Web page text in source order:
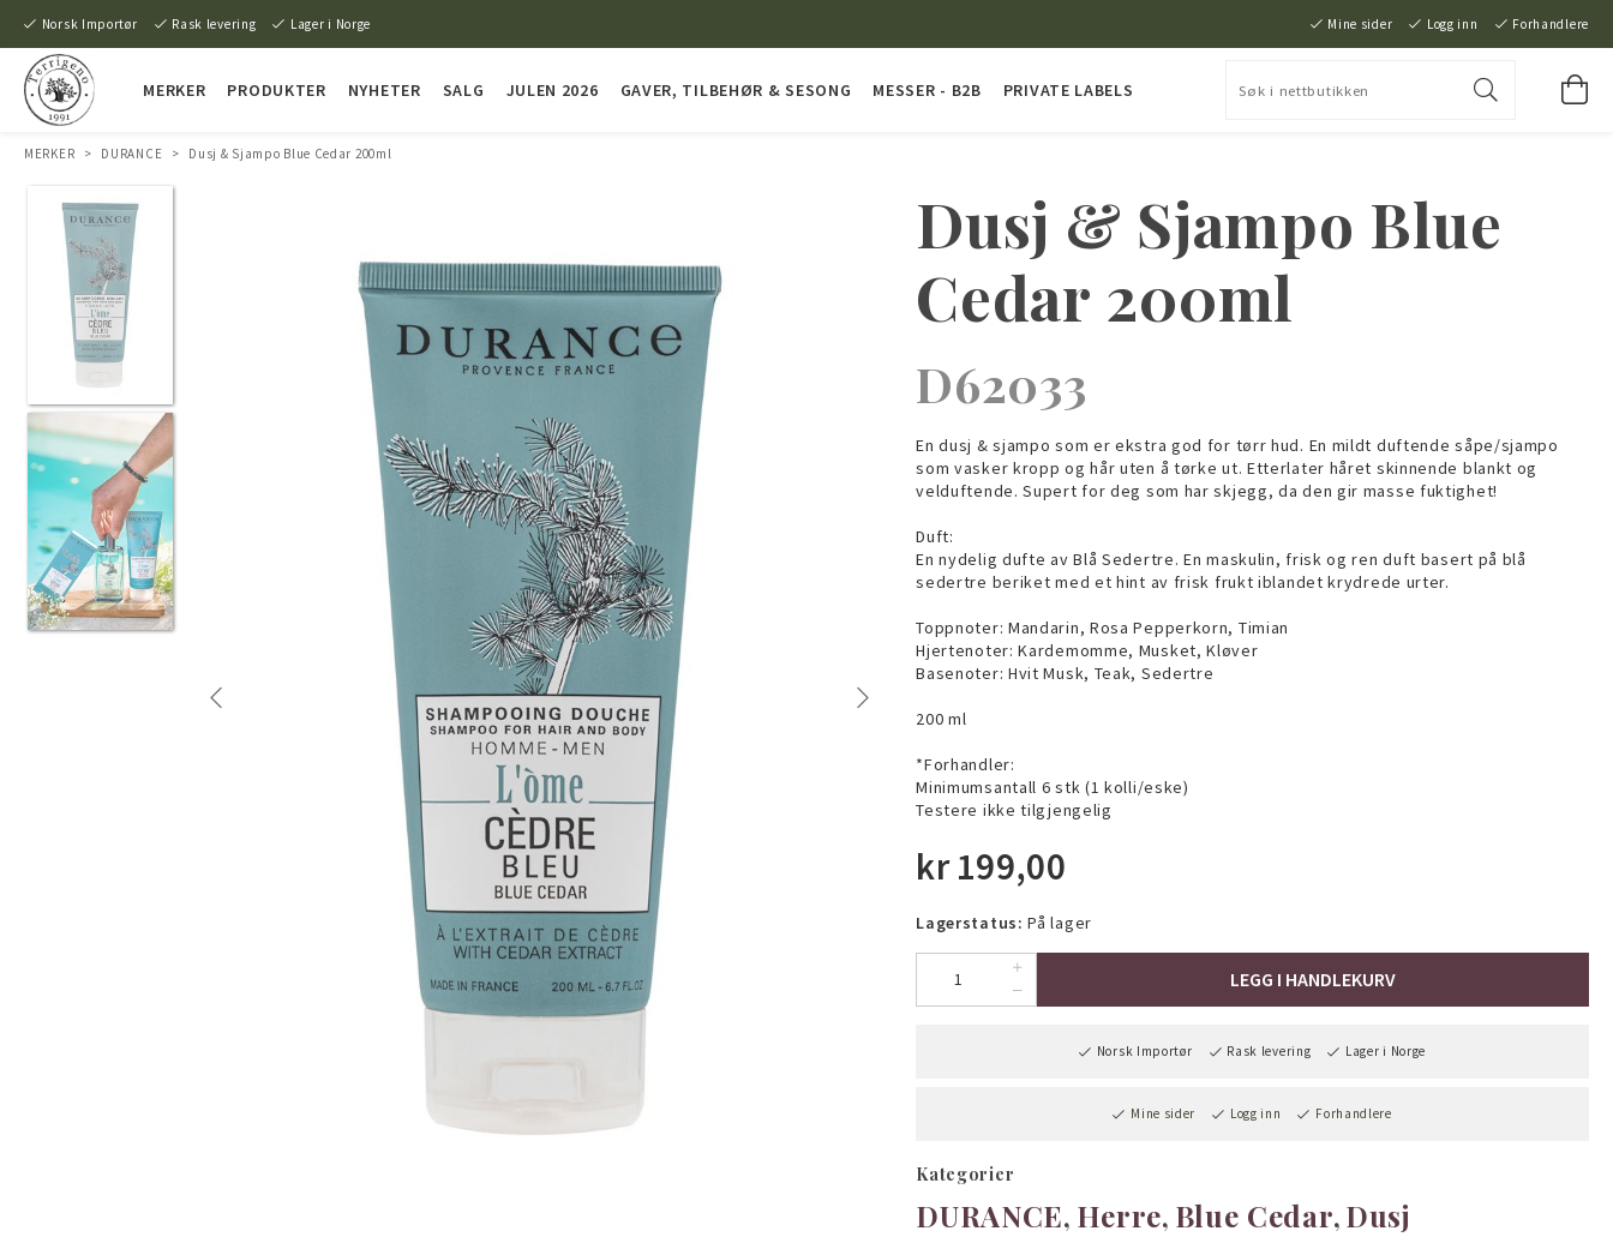
Norsk Importør Rask levering Lager i Norge Mine sider Logg inn Forhandlere
MERKER PRODUKTER NYHETER SALG JULEN 2026 GAVER, TILBEHØR & SESONG MESSER - B2B PRIVATE LABELS
MERKER > DURANCE > Dusj & Sjampo Blue Cedar 200ml
Dusj & Sjampo Blue
Cedar 200ml
D62033
En dusj & sjampo som er ekstra god for tørr hud. En mildt duftende såpe/sjampo
som vasker kropp og hår uten å tørke ut. Etterlater håret skinnende blankt og
velduftende. Supert for deg som har skjegg, da den gir masse fuktighet!
Duft:
En nydelig dufte av Blå Sedertre. En maskulin, frisk og ren duft basert på blå
sedertre beriket med et hint av frisk frukt iblandet krydrede urter.
Toppnoter: Mandarin, Rosa Pepperkorn, Timian
Hjertenoter: Kardemomme, Musket, Kløver
Basenoter: Hvit Musk, Teak, Sedertre
200 ml
*Forhandler:
Minimumsantall 6 stk (1 kolli/eske)
Testere ikke tilgjengelig
kr199,00
Lagerstatus: På lager
LEGG I HANDLEKURV
Norsk Importør Rask levering Lager i Norge
Mine sider Logg inn Forhandlere
Kategorier
DURANCE Herre Blue Cedar Dusj